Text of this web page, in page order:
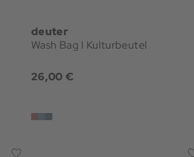
deuter
Wash Bag I Kulturbeutel
26,00 €